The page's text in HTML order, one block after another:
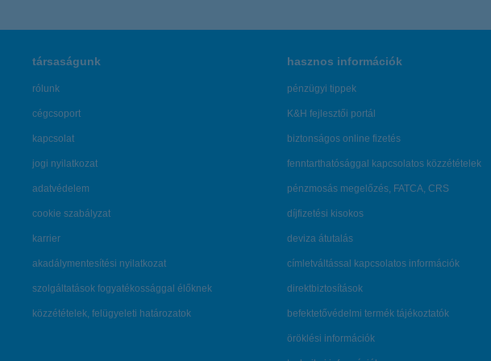
társaságunk
rólunk
cégcsoport
kapcsolat
jogi nyilatkozat
adatvédelem
cookie szabályzat
karrier
akadálymentesítési nyilatkozat
szolgáltatások fogyatékossággal élőknek
közzétételek, felügyeleti határozatok
hasznos információk
pénzügyi tippek
K&H fejlesztői portál
biztonságos online fizetés
fenntarthatósággal kapcsolatos közzétételek
pénzmosás megelőzés, FATCA, CRS
díjfizetési kisokos
deviza átutalás
címletváltással kapcsolatos információk
direktbiztosítások
befektetővédelmi termék tájékoztatók
öröklési információk